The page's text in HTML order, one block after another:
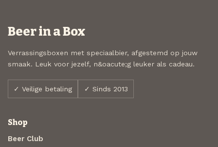
Beer in a Box
Verrassingsboxen met speciaalbier, afgestemd op jouw
smaak. Leuk voor jezelf, n&oacute;g leuker als cadeau.
✓ Veilige betaling ✓ Sinds 2013
Shop
Beer Club